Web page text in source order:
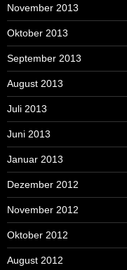
November 2013
Oktober 2013
September 2013
August 2013
Juli 2013
Juni 2013
Januar 2013
Dezember 2012
November 2012
Oktober 2012
August 2012